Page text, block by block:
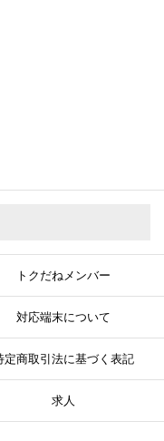
トクだねメンバー
対応端末について
定商取引法に基づく表記
求人